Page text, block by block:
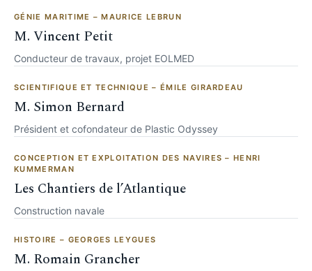
GÉNIE MARITIME – MAURICE LEBRUN
M. Vincent Petit
Conducteur de travaux, projet EOLMED
SCIENTIFIQUE ET TECHNIQUE – ÉMILE GIRARDEAU
M. Simon Bernard
Président et cofondateur de Plastic Odyssey
CONCEPTION ET EXPLOITATION DES NAVIRES – HENRI
KUMMERMAN
Les Chantiers de l’Atlantique
Construction navale
HISTOIRE – GEORGES LEYGUES
M. Romain Grancher